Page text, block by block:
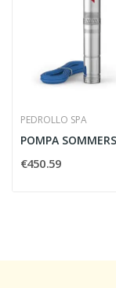
PEDROLLO SPA
€450.59